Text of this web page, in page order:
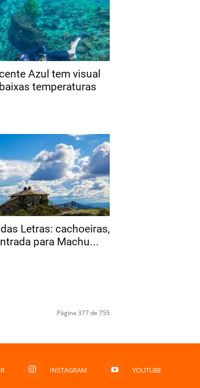
Azul tem visual
temperaturas
Letras: cachoeiras,
para Machu...
Página 377 de 755
INSTAGRAM YOUTUBE